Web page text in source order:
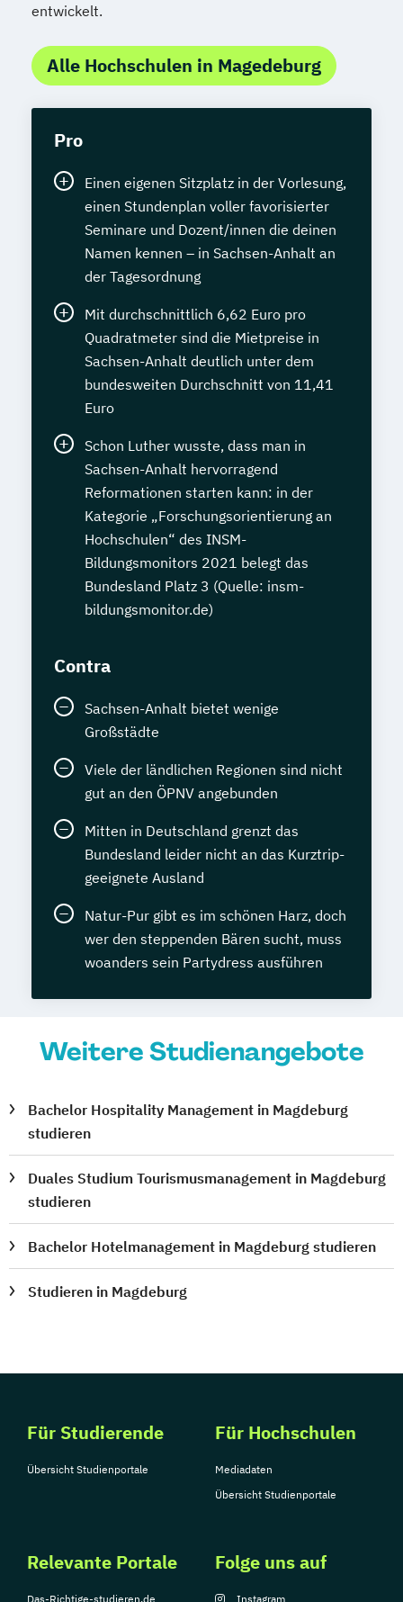
entwickelt.
Alle Hochschulen in Magedeburg
Pro
Einen eigenen Sitzplatz in der Vorlesung,
einen Stundenplan voller favorisierter
Seminare und Dozent/innen die deinen
Namen kennen – in Sachsen-Anhalt an
der Tagesordnung
Mit durchschnittlich 6,62 Euro pro
Quadratmeter sind die Mietpreise in
Sachsen-Anhalt deutlich unter dem
bundesweiten Durchschnitt von 11,41
Euro
Schon Luther wusste, dass man in
Sachsen-Anhalt hervorragend
Reformationen starten kann: in der
Kategorie „Forschungsorientierung an
Hochschulen“ des INSM-
Bildungsmonitors 2021 belegt das
Bundesland Platz 3 (Quelle: insm-
bildungsmonitor.de)
Contra
Sachsen-Anhalt bietet wenige
Großstädte
Viele der ländlichen Regionen sind nicht
gut an den ÖPNV angebunden
Mitten in Deutschland grenzt das
Bundesland leider nicht an das Kurztrip-
geeignete Ausland
Natur-Pur gibt es im schönen Harz, doch
wer den steppenden Bären sucht, muss
woanders sein Partydress ausführen
Weitere Studienangebote
Bachelor Hospitality Management in Magdeburg
studieren
Duales Studium Tourismusmanagement in Magdeburg
studieren
Bachelor Hotelmanagement in Magdeburg studieren
Studieren in Magdeburg
Für Studierende
Übersicht Studienportale
Für Hochschulen
Mediadaten
Übersicht Studienportale
Relevante Portale
Das-Richtige-studieren.de
Folge uns auf
Instagram